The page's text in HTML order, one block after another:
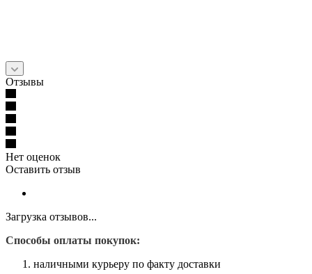
Отзывы
Нет оценок
Оставить отзыв
Загрузка отзывов...
Способы оплаты покупок:
наличными курьеру по факту доставки